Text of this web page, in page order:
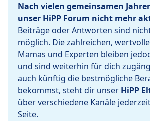
Nach vielen gemeinsamen
unser HiPP Forum nicht mehr
Beiträge oder Antworten sind
möglich. Die zahlreichen,
Mamas und Experten bleiben
und sind weiterhin für dich
auch künftig die bestmögliche
bekommst, steht dir unser HiPP
über verschiedene Kanäle
Seite.